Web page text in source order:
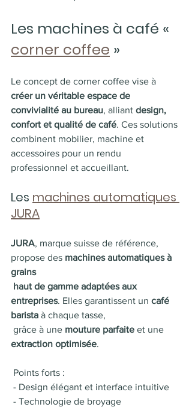
Les machines à café «
corner coffee »
Le concept de corner coffee vise à
créer un véritable espace de
convivialité au bureau, alliant design,
confort et qualité de café. Ces solutions
combinent mobilier, machine et
accessoires pour un rendu
professionnel et accueillant.
Les machines automatiques
JURA
JURA, marque suisse de référence,
propose des machines automatiques à
grains
entreprises. Elles garantissent un café
barista à chaque tasse,
grâce à une mouture parfaite et une
extraction optimisée.
Points forts :
- Design élégant et interface intuitive